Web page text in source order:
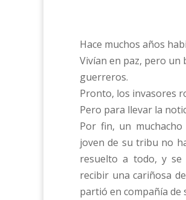
Hace muchos años
Vivían en paz, pero un
guerreros.
Pronto, los invasores
Pero para llevar la
Por fin, un
joven de su tribu no
resuelto a todo, y se
recibir una cariñosa
partió en compañía de